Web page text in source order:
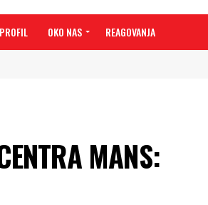
PROFIL OKO NAS REAGOVANJA
MANS: